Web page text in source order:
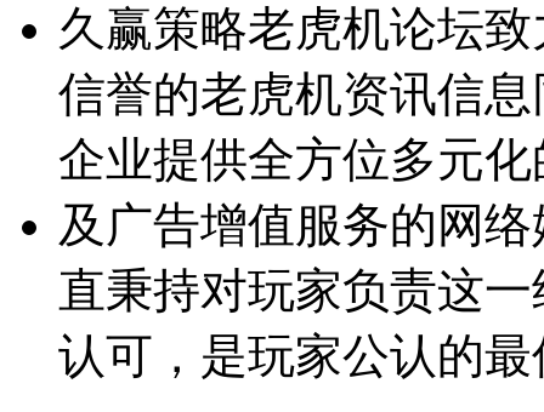
久赢策略老虎机论坛
信誉的老虎机资讯信
企业提供全方位多元
及广告增值服务的网
直秉持对玩家负责这
认可，是玩家公认的